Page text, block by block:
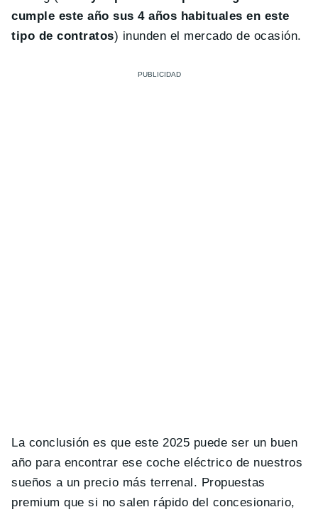
cumple este año sus 4 años habituales en este
tipo de contratos) inunden el mercado de ocasión.
La conclusión es que este 2025 puede ser un buen
año para encontrar ese coche eléctrico de nuestros
sueños a un precio más terrenal. Propuestas
premium que si no salen rápido del concesionario,